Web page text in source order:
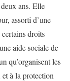
ans. Elle
assorti d’une
droits
aide sociale de
qu’organisent les
à la protection